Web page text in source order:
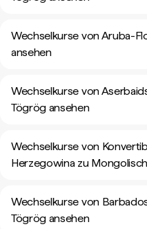
Wechselkurse von Aruba-
ansehen
Wechselkurse von
Tögrög ansehen
Wechselkurse von
Herzegowina zu
Wechselkurse von
Tögrög ansehen